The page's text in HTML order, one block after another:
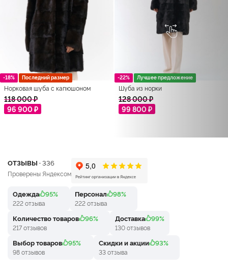
-18% Последний размер
Норковая шуба с капюшоном
118 000 ₽
96 900 ₽
-22% Лучшее предложение
Шуба из норки
128 000 ₽
99 800 ₽
ОТЗЫВЫ · 336
Проверены Яндексом
Одежда 95%
222 отзыва
Персонал 98%
222 отзыва
Количество товаров 96%
217 отзывов
Доставка 99%
130 отзывов
Выбор товаров 95%
98 отзывов
Скидки и акции 93%
33 отзыва